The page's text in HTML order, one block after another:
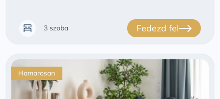
3 szoba Fedezd fel
Hamarosan